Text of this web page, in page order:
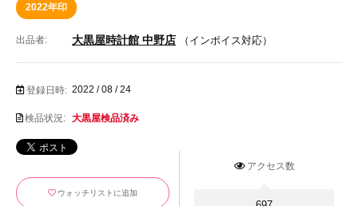
2022年印
出品者: 大黒屋時計館 中野店 （インボイス対応）
登録日時: 2022 / 08 / 24
検品状況: 大黒屋検品済み
アクセス数
ウォッチリストに追加